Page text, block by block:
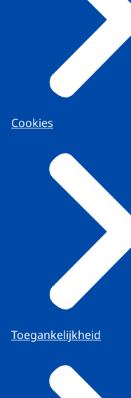
Cookies
Toegankelijkheid